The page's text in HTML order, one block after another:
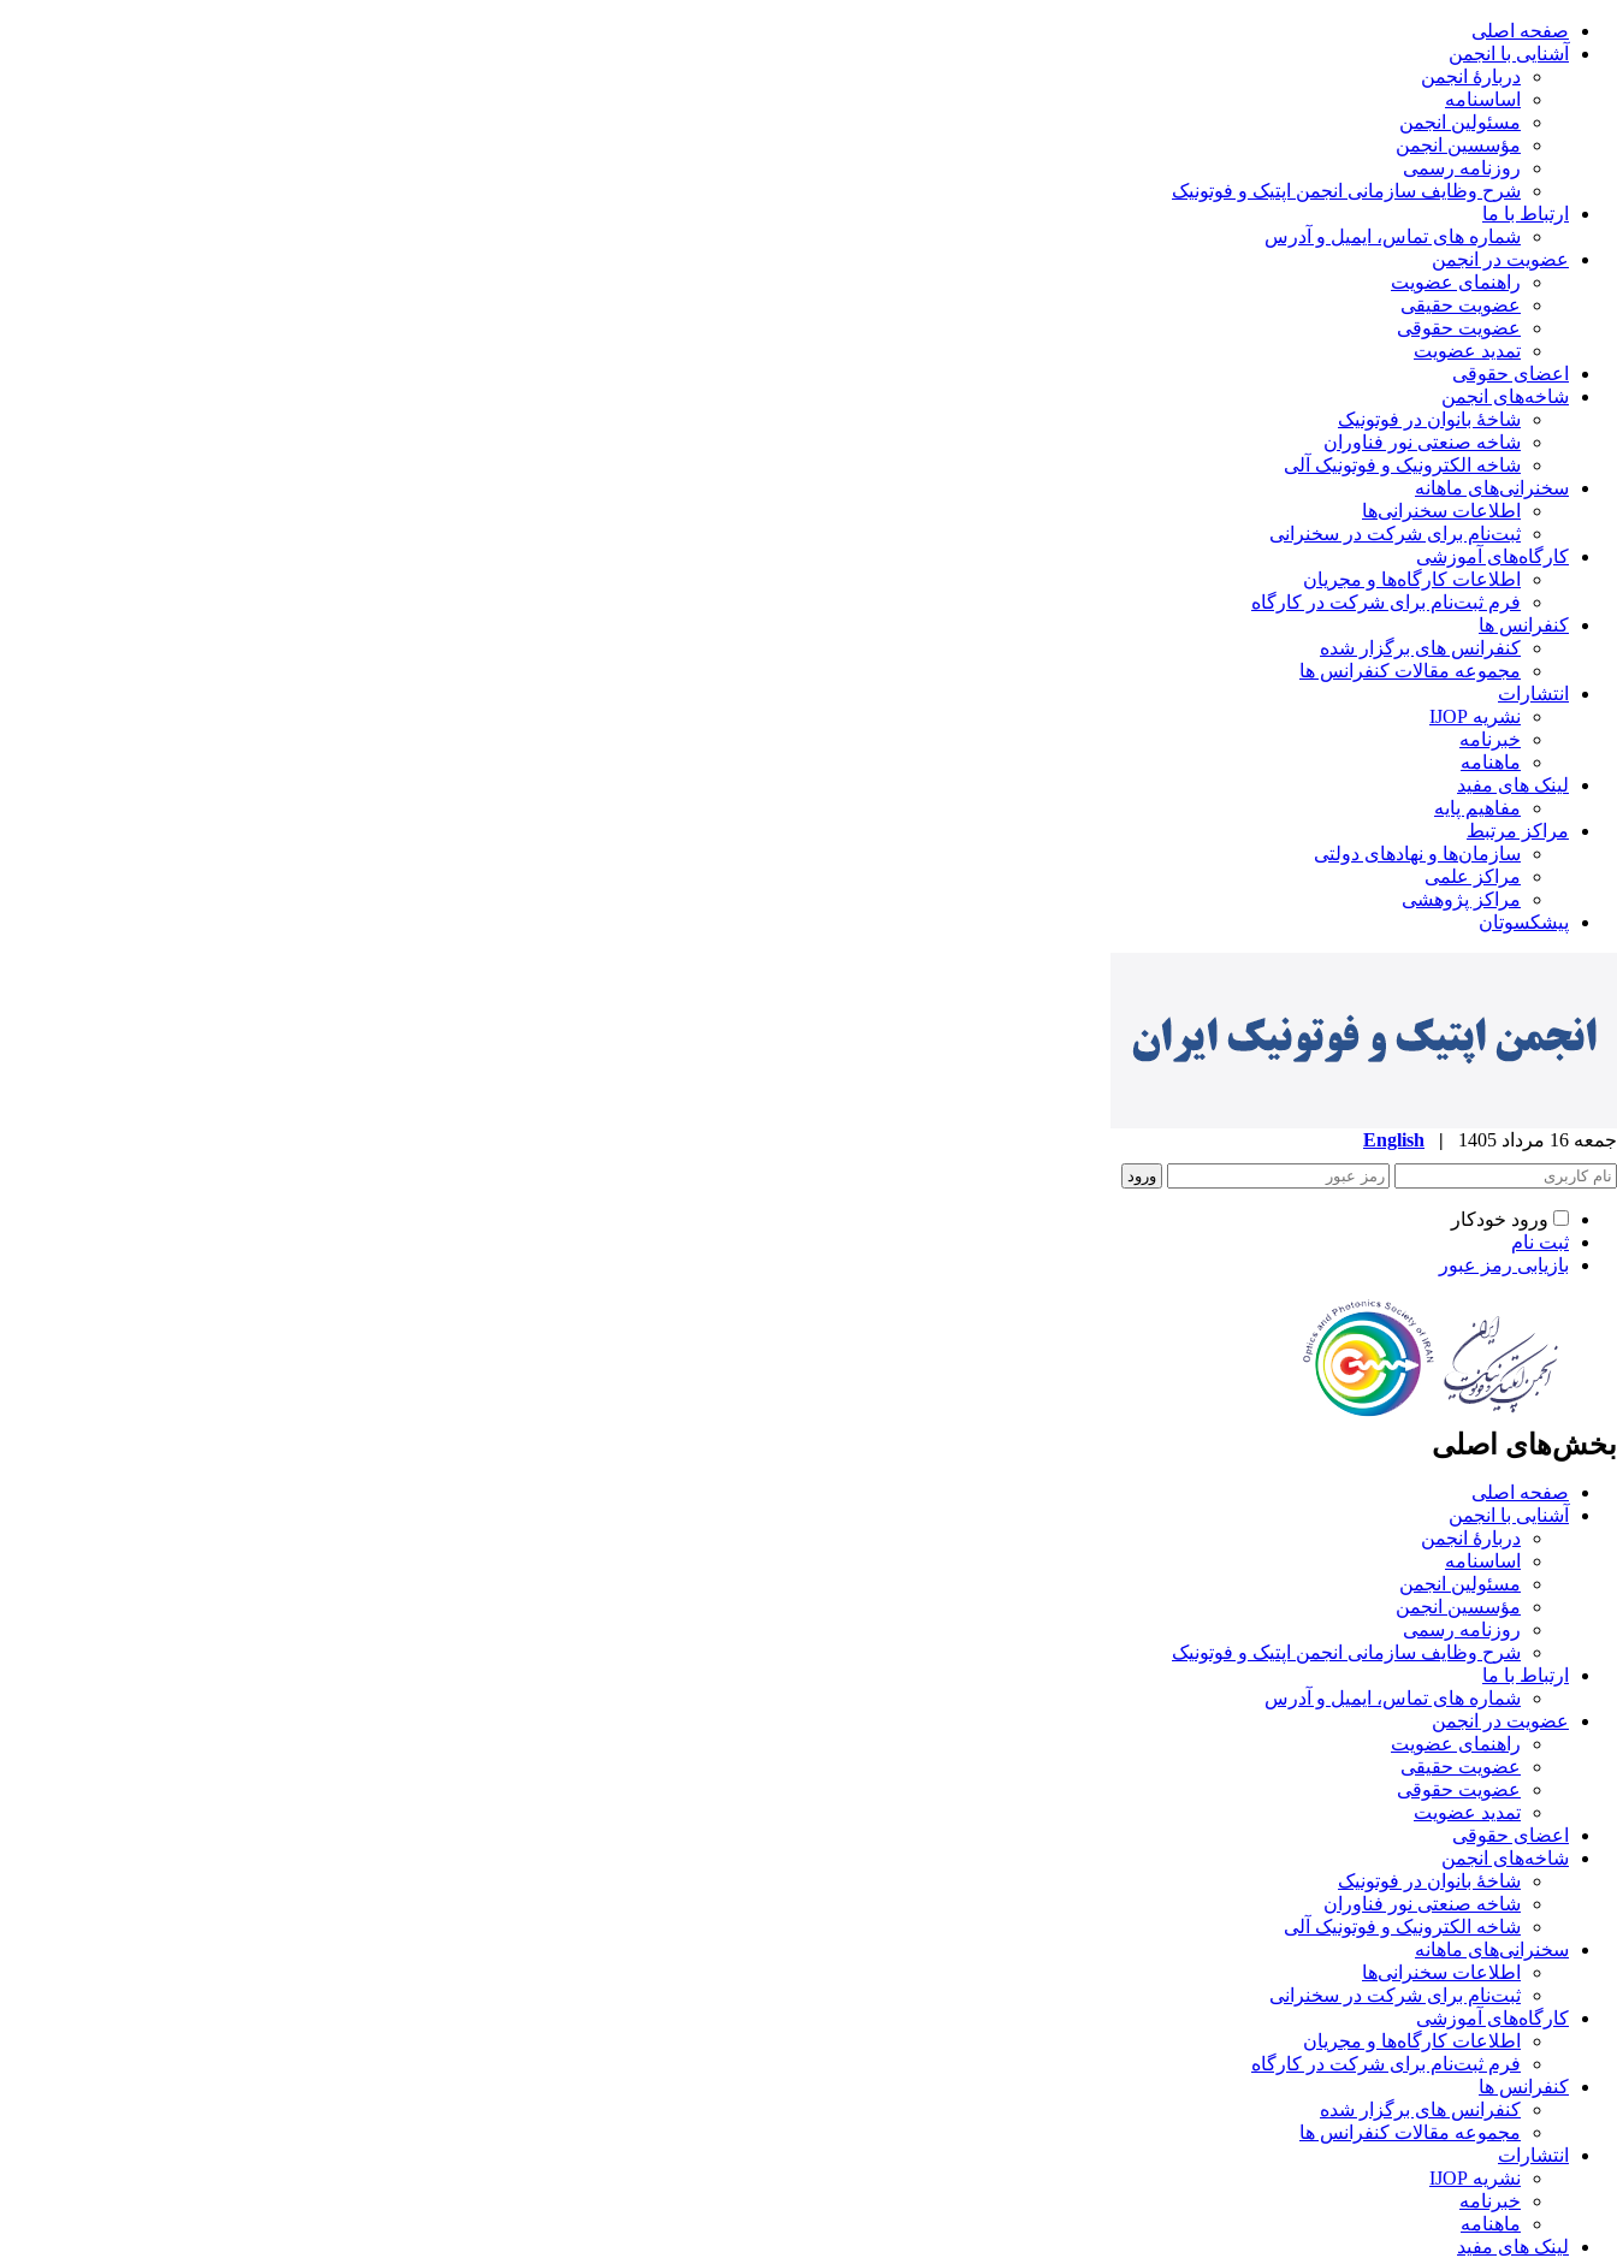
صفحه اصلی
آشنایی با انجمن
دربارۀ انجمن
اساسنامه
مسئولین انجمن
مؤسسین انجمن
روزنامه رسمی
شرح وظایف سازمانی انجمن اپتیک و فوتونیک
ارتباط با ما
شماره های تماس، ایمیل و آدرس
عضویت در انجمن
راهنمای عضویت
عضویت حقیقی
عضویت حقوقی
تمدید عضویت
اعضای حقوقی
شاخه‌های انجمن
شاخۀ بانوان در فوتونیک
شاخه صنعتی نور فناوران
شاخه‌ الکترونیک و فوتونیک آلی
سخنرانی‌های ماهانه
اطلاعات سخنرانی‌‌ها
ثبت‌نام برای شرکت در سخنرانی
کارگاه‌های آموزشی
اطلاعات کارگاه‌ها و مجریان
فرم ثبت‌نام برای شرکت در کارگاه
کنفرانس ها
کنفرانس های برگزار شده
مجموعه مقالات کنفرانس ها
انتشارات
نشریه IJOP
خبرنامه
ماهنامه
لینک های مفید
مفاهیم پایه
مراکز مرتبط
سازمان‌ها و نهادهای دولتی
مراکز علمی
مراکز پژوهشی
پیشکسوتان
جمعه 16 مرداد 1405 |
English
ورود خودکار
ثبت نام
بازیابی رمز عبور
بخش‌های اصلی
صفحه اصلی
آشنایی با انجمن
دربارۀ انجمن
اساسنامه
مسئولین انجمن
مؤسسین انجمن
روزنامه رسمی
شرح وظایف سازمانی انجمن اپتیک و فوتونیک
ارتباط با ما
شماره های تماس، ایمیل و آدرس
عضویت در انجمن
راهنمای عضویت
عضویت حقیقی
عضویت حقوقی
تمدید عضویت
اعضای حقوقی
شاخه‌های انجمن
شاخۀ بانوان در فوتونیک
شاخه صنعتی نور فناوران
شاخه‌ الکترونیک و فوتونیک آلی
سخنرانی‌های ماهانه
اطلاعات سخنرانی‌‌ها
ثبت‌نام برای شرکت در سخنرانی
کارگاه‌های آموزشی
اطلاعات کارگاه‌ها و مجریان
فرم ثبت‌نام برای شرکت در کارگاه
کنفرانس ها
کنفرانس های برگزار شده
مجموعه مقالات کنفرانس ها
انتشارات
نشریه IJOP
خبرنامه
ماهنامه
لینک های مفید